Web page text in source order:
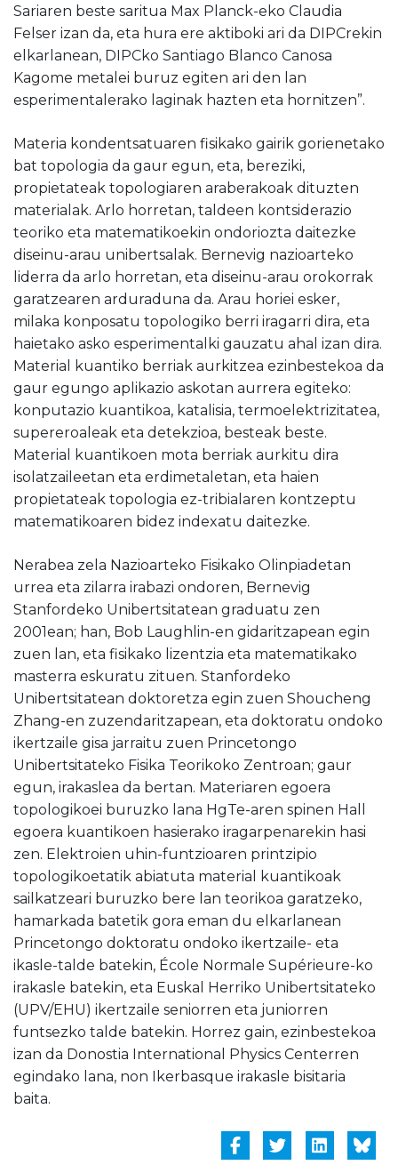
Sariaren beste saritua Max Planck-eko Claudia
Felser izan da, eta hura ere aktiboki ari da DIPCrekin
elkarlanean, DIPCko Santiago Blanco Canosa
Kagome metalei buruz egiten ari den lan
esperimentalerako laginak hazten eta hornitzen”.
Materia kondentsatuaren fisikako gairik gorienetako
bat topologia da gaur egun, eta, bereziki,
propietateak topologiaren araberakoak dituzten
materialak. Arlo horretan, taldeen kontsiderazio
teoriko eta matematikoekin ondoriozta daitezke
diseinu-arau unibertsalak. Bernevig nazioarteko
liderra da arlo horretan, eta diseinu-arau orokorrak
garatzearen arduraduna da. Arau horiei esker,
milaka konposatu topologiko berri iragarri dira, eta
haietako asko esperimentalki gauzatu ahal izan dira.
Material kuantiko berriak aurkitzea ezinbestekoa da
gaur egungo aplikazio askotan aurrera egiteko:
konputazio kuantikoa, katalisia, termoelektrizitatea,
supereroaleak eta detekzioa, besteak beste.
Material kuantikoen mota berriak aurkitu dira
isolatzaileetan eta erdimetaletan, eta haien
propietateak topologia ez-tribialaren kontzeptu
matematikoaren bidez indexatu daitezke.
Nerabea zela Nazioarteko Fisikako Olinpiadetan
urrea eta zilarra irabazi ondoren, Bernevig
Stanfordeko Unibertsitatean graduatu zen
2001ean; han, Bob Laughlin-en gidaritzapean egin
zuen lan, eta fisikako lizentzia eta matematikako
masterra eskuratu zituen. Stanfordeko
Unibertsitatean doktoretza egin zuen Shoucheng
Zhang-en zuzendaritzapean, eta doktoratu ondoko
ikertzaile gisa jarraitu zuen Princetongo
Unibertsitateko Fisika Teorikoko Zentroan; gaur
egun, irakaslea da bertan. Materiaren egoera
topologikoei buruzko lana HgTe-aren spinen Hall
egoera kuantikoen hasierako iragarpenarekin hasi
zen. Elektroien uhin-funtzioaren printzipio
topologikoetatik abiatuta material kuantikoak
sailkatzeari buruzko bere lan teorikoa garatzeko,
hamarkada batetik gora eman du elkarlanean
Princetongo doktoratu ondoko ikertzaile- eta
ikasle-talde batekin, École Normale Supérieure-ko
irakasle batekin, eta Euskal Herriko Unibertsitateko
(UPV/EHU) ikertzaile seniorren eta juniorren
funtsezko talde batekin. Horrez gain, ezinbestekoa
izan da Donostia International Physics Centerren
egindako lana, non Ikerbasque irakasle bisitaria
baita.